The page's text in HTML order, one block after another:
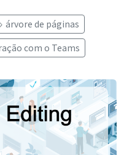
árvore de páginas
com o Teams